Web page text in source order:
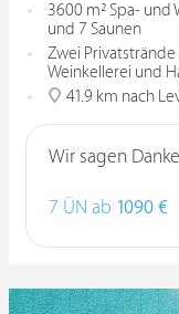
3600 m² Spa- und
und 7 Saunen
Zwei Privatstrände
Weinkellerei und
41.9 km nach
Wir sagen
7 ÜN ab 1090 €